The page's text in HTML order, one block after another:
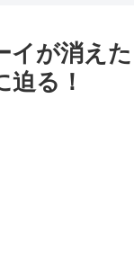
イが消え
る！